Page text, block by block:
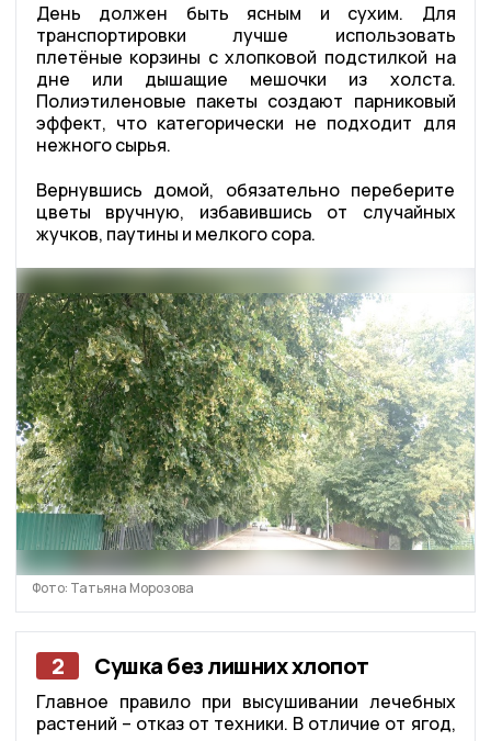
День должен быть ясным и сухим. Для
транспортировки лучше использовать
плетёные корзины с хлопковой подстилкой на
дне или дышащие мешочки из холста.
Полиэтиленовые пакеты создают парниковый
эффект, что категорически не подходит для
нежного сырья.
Вернувшись домой, обязательно переберите
цветы вручную, избавившись от случайных
жучков, паутины и мелкого сора.
Фото: Татьяна Морозова
2 Сушка без лишних хлопот
Главное правило при высушивании лечебных
растений – отказ от техники. В отличие от ягод,